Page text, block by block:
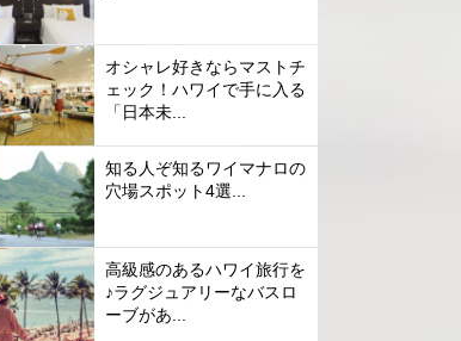
オシャレ好きならマストチ
ェック！ハワイで手に入る
「日本未...
知る人ぞ知るワイマナロの
穴場スポット4選...
高級感のあるハワイ旅行を
♪ラグジュアリーなバスロ
ーブがあ...